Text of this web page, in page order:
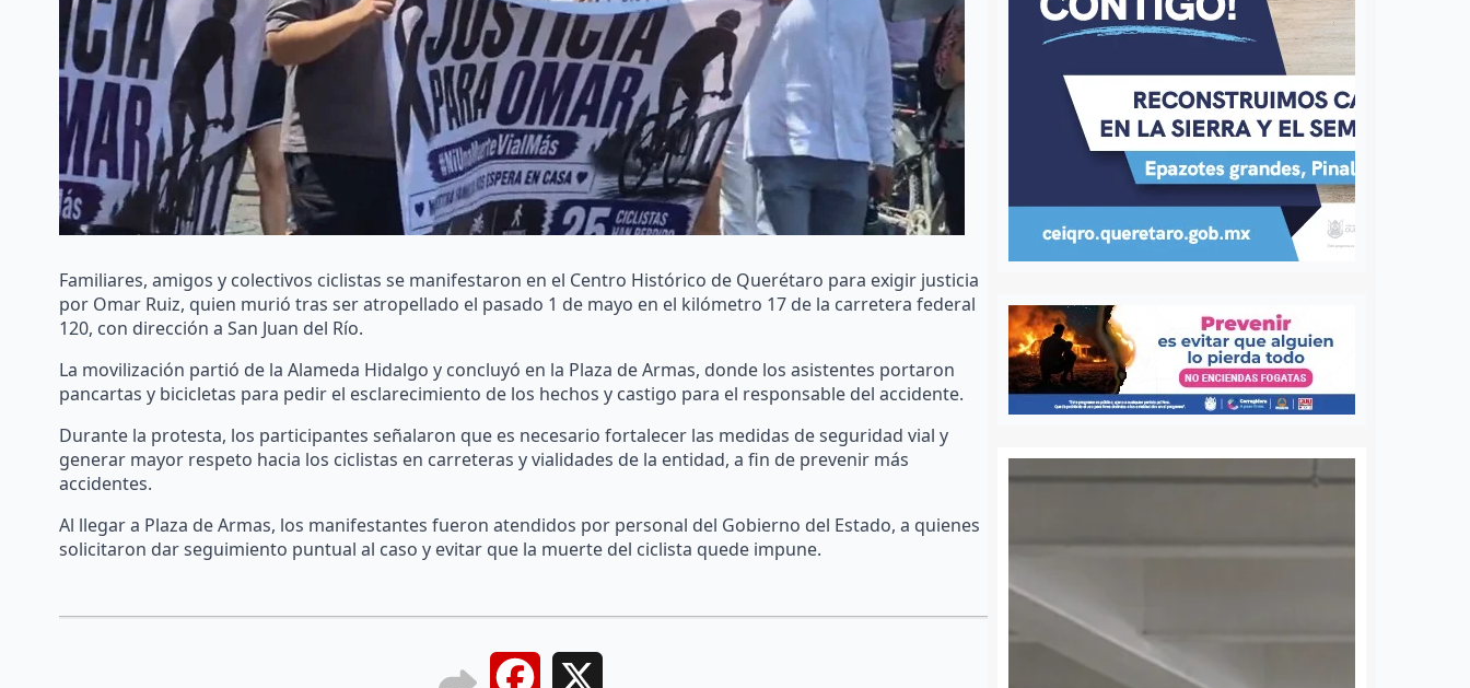
Familiares, amigos y colectivos ciclistas se manifestaron en el Centro Histórico de Querétaro para exigir justicia
por Omar Ruiz, quien murió tras ser atropellado el pasado 1 de mayo en el kilómetro 17 de la carretera federal
120, con dirección a San Juan del Río.
La movilización partió de la Alameda Hidalgo y concluyó en la Plaza de Armas, donde los asistentes portaron
pancartas y bicicletas para pedir el esclarecimiento de los hechos y castigo para el responsable del accidente.
Durante la protesta, los participantes señalaron que es necesario fortalecer las medidas de seguridad vial y
generar mayor respeto hacia los ciclistas en carreteras y vialidades de la entidad, a fin de prevenir más
accidentes.
Al llegar a Plaza de Armas, los manifestantes fueron atendidos por personal del Gobierno del Estado, a quienes
solicitaron dar seguimiento puntual al caso y evitar que la muerte del ciclista quede impune.
Facebook